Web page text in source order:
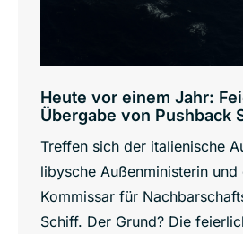
Heute vor einem Jahr:
Übergabe von Pushback
Treffen sich der italienische
libysche Außenministerin und
Kommissar für
Schiff. Der Grund? Die